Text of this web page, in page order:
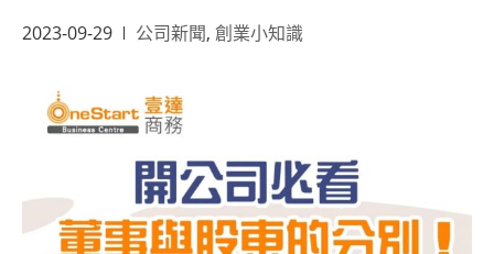
2023-09-29 公司新聞, 創業小知識